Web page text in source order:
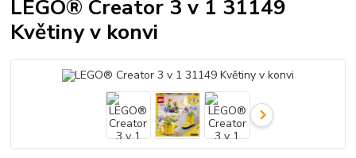
LEGO® Creator 3 v 1 31149
Květiny v konvi